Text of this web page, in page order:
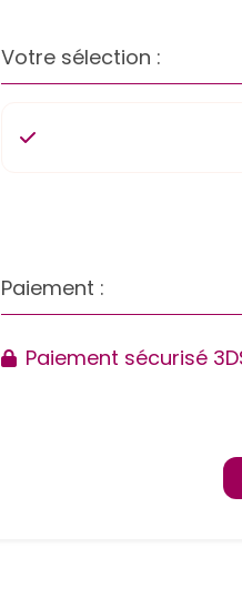
Votre sélection :
Paiement :
Paiement sécurisé